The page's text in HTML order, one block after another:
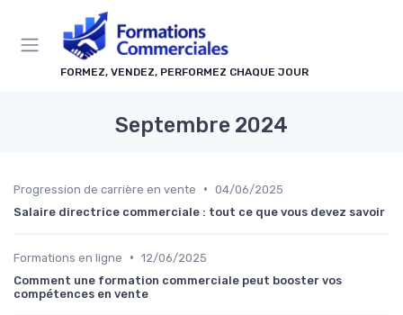
FORMEZ, VENDEZ, PERFORMEZ CHAQUE JOUR
Septembre 2024
Progression de carrière en vente • 04/06/2025
Salaire directrice commerciale : tout ce que vous devez savoir
Formations en ligne • 12/06/2025
Comment une formation commerciale peut booster vos
compétences en vente
Panneau de gestion des cookies